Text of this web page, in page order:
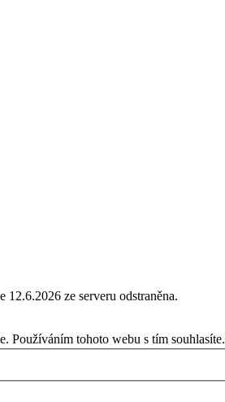
12.6.2026 ze serveru odstraněna.
Používáním tohoto webu s tím souhlasíte.